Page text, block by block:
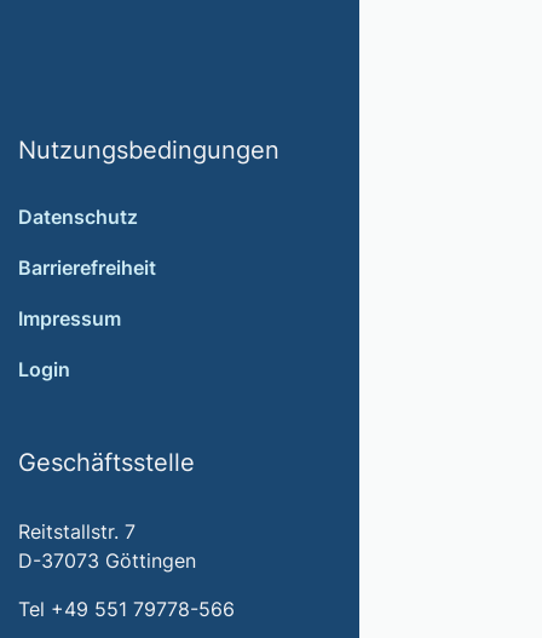
Nutzungsbedingungen
Datenschutz
Barrierefreiheit
Impressum
Login
Geschäftsstelle
Reitstallstr. 7
D-37073 Göttingen
Tel +49 551 79778-566